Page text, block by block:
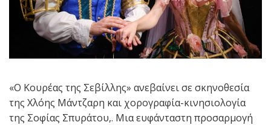
«Ο Κουρέας της Σεβίλλης» ανεβαίνει σε σκηνοθεσία
της Χλόης Μάντζαρη και χορογραφία-κινησιολογία
της Σοφίας Σπυράτου,. Μια ευφάνταστη προσαρμογή